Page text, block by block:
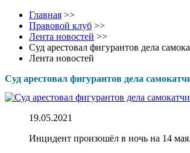
Главная >>
Правовой клуб >>
Лента новостей >>
Суд арестовал фигурантов дела
Лента новостей
Суд арестовал фигурантов дела
19.05.2021
Инцидент произошёл в ночь на 14 мая.